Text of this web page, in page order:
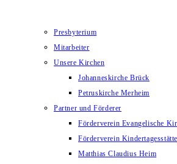
Presbyterium
Mitarbeiter
Unsere Kirchen
Johanneskirche Brück
Petruskirche Merheim
Partner und Förderer
Förderverein Evangelische
Förderverein Kindertagesstätte
Matthias Claudius Heim